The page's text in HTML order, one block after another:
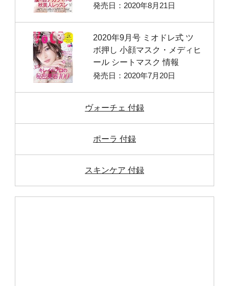
発売日：2020年8月21日
2020年9月号 ミオドレ式 ツ
ボ押し 小顔マスク・メディヒ
ール シートマスク 情報
発売日：2020年7月20日
ヴォーチェ 付録
ポーラ 付録
スキンケア 付録